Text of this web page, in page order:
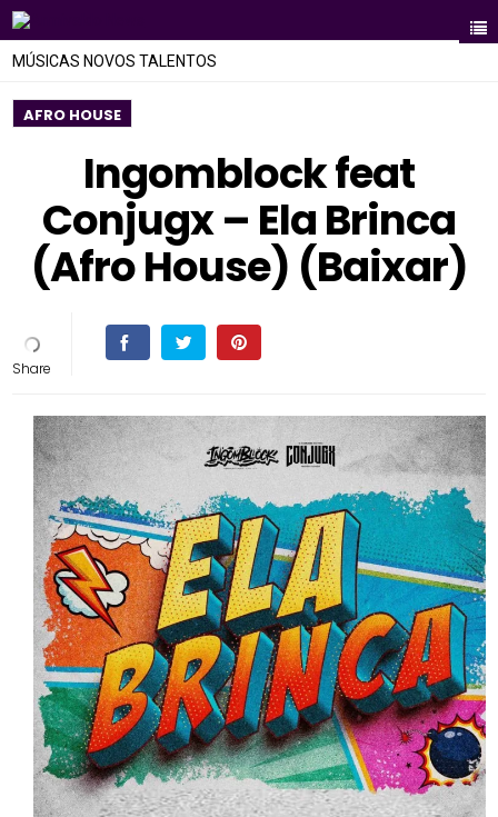
MÚSICAS NOVOS TALENTOS
AFRO HOUSE
Ingomblock feat
Conjugx – Ela Brinca
(Afro House) (Baixar)